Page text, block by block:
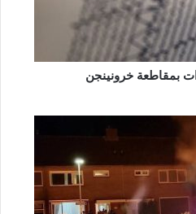
بمقاطعة خرونينجن